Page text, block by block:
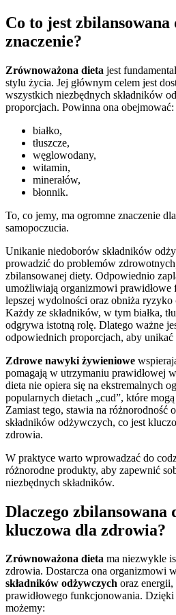
Co to jest
znaczenie?
Zrównoważona dieta jest
stylu życia. Jej głównym celem jest
wszystkich niezbędnych składników
proporcjach. Powinna ona obejmować:
białko,
tłuszcze,
węglowodany,
witamin,
minerałów,
błonnik.
To, co jemy, ma ogromne znaczenie
samopoczucia.
Unikanie niedoborów składników
prowadzić do problemów
zbilansowanej diety. Odpowiednio
umożliwiają organizmowi prawidłowe
lepszej wydolności oraz obniża
Każdy ze składników, w tym białka,
odgrywa istotną rolę. Dlatego ważne
odpowiednich proporcjach, aby unikać
Zdrowe nawyki żywieniowe
pomagają w utrzymaniu prawidłowej
dieta nie opiera się na ekstremalnych
popularnych dietach „cud”, które
Zamiast tego, stawia na różnorodność
składników odżywczych, co jest
zdrowia.
W praktyce warto wprowadzać do
różnorodne produkty, aby zapewnić
niezbędnych składników.
Dlaczego zbilansowana
kluczowa dla zdrowia?
Zrównoważona dieta ma niezwykle
zdrowia. Dostarcza ona organizmowi
składników odżywczych oraz
prawidłowego funkcjonowania.
możemy: